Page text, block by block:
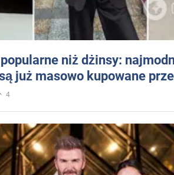
niż dżinsy:
już masowo kupowane
4